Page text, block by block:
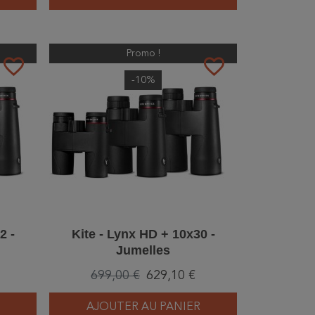
favorite_border
-
favorite_border
Promo !
-10%
Kite - Lynx HD + 10x30 -
Jumelles
699,00 € 629,10 €
AJOUTER AU PANIER